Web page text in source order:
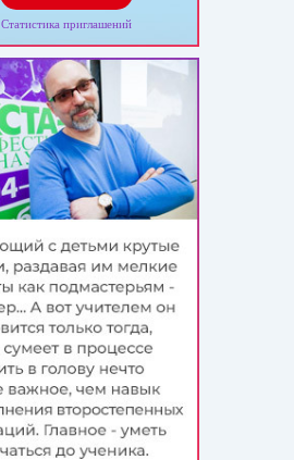
Статистика приглашений